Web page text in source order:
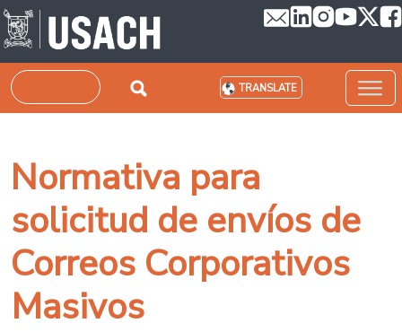
Skip to main content
Search TRANSLATE
Normativa para
solicitud de envíos de
Correos Corporativos
Masivos